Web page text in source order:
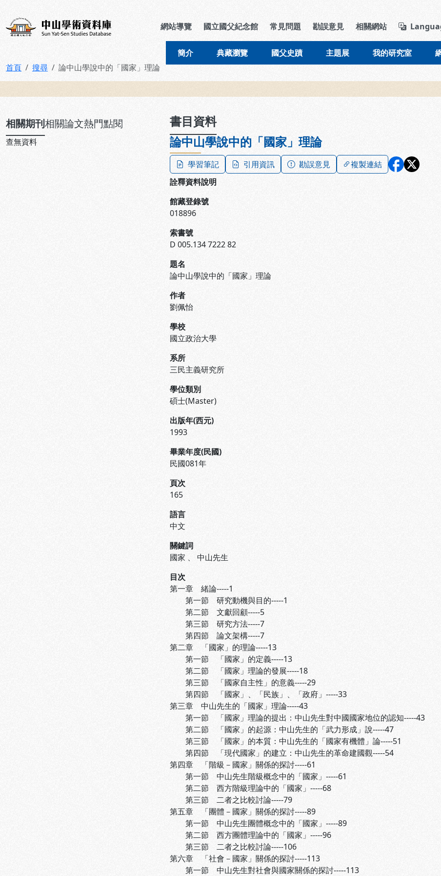
中山學術資料庫 導覽列區塊
網站導覽 國立國父紀念館 常見問題 勘誤意見 相關網站
簡介 典藏瀏覽 國父史蹟 主題展 我的研究室
首頁 搜尋 論中山學說中的「國家」理論
相關期刊相關論文熱門點閱
查無資料
書目資料
論中山學說中的「國家」理論
學習筆記 引用資訊 勘誤意見 複製連結
詮釋資料說明
館藏登錄號
018896
索書號
D 005.134 7222 82
題名
論中山學說中的「國家」理論
作者
劉佩怡
學校
國立政治大學
系所
三民主義研究所
學位類別
碩士(Master)
出版年(西元)
1993
畢業年度(民國)
民國081年
頁次
165
語言
中文
關鍵詞
國家 、 中山先生
目次
第一章 緒論-----1
第一節 研究動機與目的-----1
第二節 文獻回顧-----5
第三節 研究方法-----7
第四節 論文架構-----7
第二章 「國家」的理論-----13
第一節 「國家」的定義-----13
第二節 「國家」理論的發展-----18
第三節 「國家自主性」的意義-----29
第四節 「國家」、「民族」、「政府」-----33
第三章 中山先生的「國家」理論-----43
第一節 「國家」理論的提出：中山先生對中國國家地位的認知-----43
第二節 「國家」的起源：中山先生的「武力形成」說-----47
第三節 「國家」的本質：中山先生的「國家有機體」論-----51
第四節 「現代國家」的建立：中山先生的革命建國觀-----54
第四章 「階級－國家」關係的探討-----61
第一節 中山先生階級概念中的「國家」-----61
第二節 西方階級理論中的「國家」-----68
第三節 二者之比較討論-----79
第五章 「團體－國家」關係的探討-----89
第一節 中山先生團體概念中的「國家」-----89
第二節 西方團體理論中的「國家」-----96
第三節 二者之比較討論-----106
第六章 「社會－國家」關係的探討-----113
第一節 中山先生對社會與國家關係的探討-----113